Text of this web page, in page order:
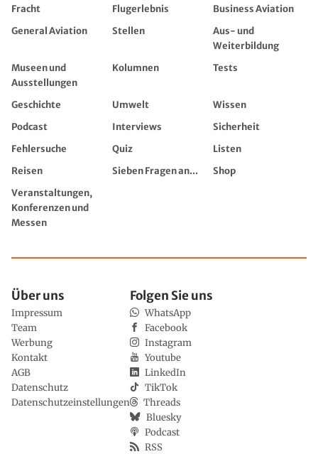
Fracht
Flugerlebnis
Business Aviation
General Aviation
Stellen
Aus- und
Weiterbildung
Museen und
Ausstellungen
Kolumnen Tests
Geschichte Umwelt
Wissen
Podcast
Interviews
Sicherheit
Fehlersuche
Quiz
Listen
Reisen
Sieben Fragen an...
Shop
Veranstaltungen,
Konferenzen und
Messen
Über uns
Impressum
Team
Werbung
Kontakt
AGB
Datenschutz
Datenschutzeinstellungen
Folgen Sie uns
WhatsApp
Facebook
Instagram
Youtube
LinkedIn
TikTok
Threads
Bluesky
Podcast
RSS